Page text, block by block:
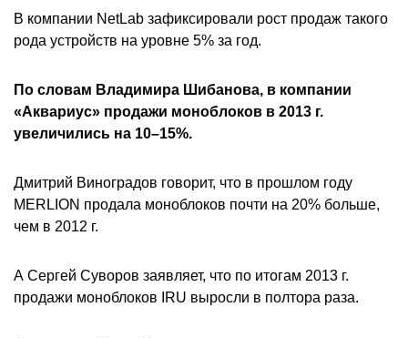
В компании NetLab зафиксировали рост продаж такого
рода устройств на уровне 5% за год.
По словам Владимира Шибанова, в компании
«Аквариус» продажи моноблоков в 2013 г.
увеличились на 10–15%.
Дмитрий Виноградов говорит, что в прошлом году
MERLION продала моноблоков почти на 20% больше,
чем в 2012 г.
А Сергей Суворов заявляет, что по итогам 2013 г.
продажи моноблоков IRU выросли в полтора раза.